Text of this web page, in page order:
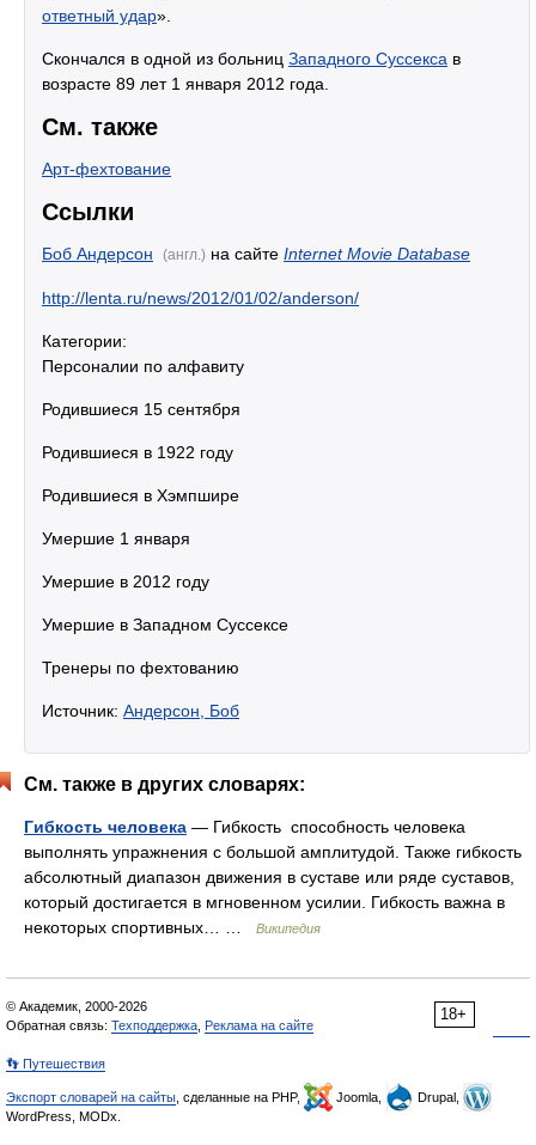
ответный удар».
Скончался в одной из больниц Западного Суссекса в
возрасте 89 лет 1 января 2012 года.
См. также
Арт-фехтование
Ссылки
Боб Андерсон (англ.) на сайте Internet Movie Database
http://lenta.ru/news/2012/01/02/anderson/
Категории:
Персоналии по алфавиту
Родившиеся 15 сентября
Родившиеся в 1922 году
Родившиеся в Хэмпшире
Умершие 1 января
Умершие в 2012 году
Умершие в Западном Суссексе
Тренеры по фехтованию
Источник: Андерсон, Боб
См. также в других словарях:
Гибкость человека — Гибкость способность человека
выполнять упражнения с большой амплитудой. Также гибкость
абсолютный диапазон движения в суставе или ряде суставов,
который достигается в мгновенном усилии. Гибкость важна в
некоторых спортивных… …
Википедия
18+
© Академик, 2000-2026
Обратная связь: Техподдержка Реклама на сайте
👣 Путешествия
Экспорт словарей на сайты , сделанные на PHP, Joomla,
Drupal,
WordPress, MODx.